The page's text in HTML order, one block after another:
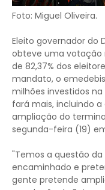
Foto: Miguel Oliveira.
Eleito governador do
obteve uma votação
de 82,37% dos
mandato, o
milhões investidos
fará mais, incluindo
ampliação do
segunda-feira (19)
"Temos a questão
encaminhado e
gente pretende